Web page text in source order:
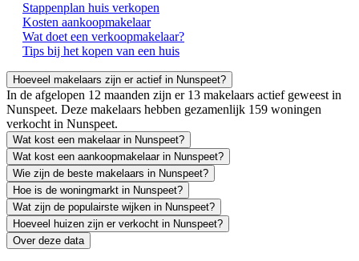
Stappenplan huis verkopen
Kosten aankoopmakelaar
Wat doet een verkoopmakelaar?
Tips bij het kopen van een huis
Hoeveel makelaars zijn er actief in Nunspeet?
In de afgelopen 12 maanden zijn er 13 makelaars actief geweest in
Nunspeet. Deze makelaars hebben gezamenlijk 159 woningen
verkocht in Nunspeet.
Wat kost een makelaar in Nunspeet?
Wat kost een aankoopmakelaar in Nunspeet?
Wie zijn de beste makelaars in Nunspeet?
Hoe is de woningmarkt in Nunspeet?
Wat zijn de populairste wijken in Nunspeet?
Hoeveel huizen zijn er verkocht in Nunspeet?
Over deze data